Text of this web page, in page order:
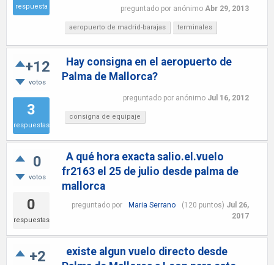
respuesta preguntado por anónimo Abr 29, 2013
aeropuerto de madrid-barajas terminales
+12
votos
3
respuestas
Hay consigna en el aeropuerto de
Palma de Mallorca?
preguntado por anónimo Jul 16, 2012
consigna de equipaje
0
votos
0
respuestas
A qué hora exacta salio.el.vuelo
fr2163 el 25 de julio desde palma de
mallorca
preguntado por Maria Serrano (120 puntos) Jul 26,
2017
+2
existe algun vuelo directo desde